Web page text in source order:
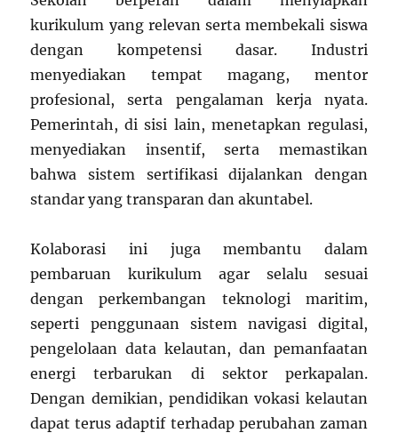
kurikulum yang relevan serta membekali siswa
dengan kompetensi dasar. Industri
menyediakan tempat magang, mentor
profesional, serta pengalaman kerja nyata.
Pemerintah, di sisi lain, menetapkan regulasi,
menyediakan insentif, serta memastikan
bahwa sistem sertifikasi dijalankan dengan
standar yang transparan dan akuntabel.
Kolaborasi ini juga membantu dalam
pembaruan kurikulum agar selalu sesuai
dengan perkembangan teknologi maritim,
seperti penggunaan sistem navigasi digital,
pengelolaan data kelautan, dan pemanfaatan
energi terbarukan di sektor perkapalan.
Dengan demikian, pendidikan vokasi kelautan
dapat terus adaptif terhadap perubahan zaman